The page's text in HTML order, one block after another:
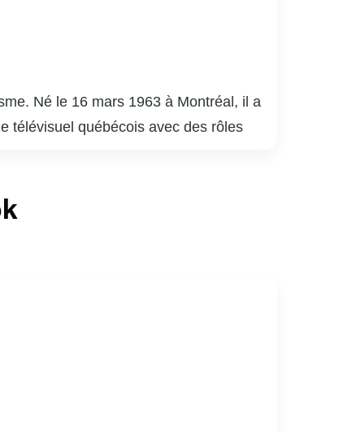
Né le 16 mars 1963 à Montréal, il a
télévisuel québécois avec des rôles
engagement envers la culture